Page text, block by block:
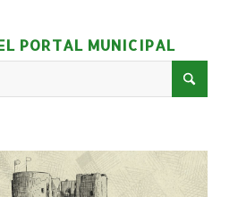
PORTAL MUNICIPAL